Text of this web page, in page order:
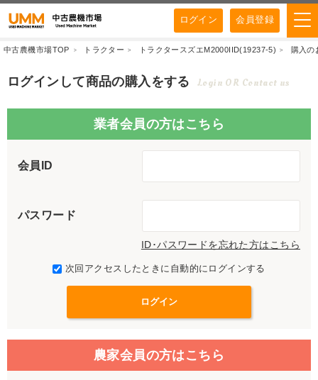
ログイン 会員登録
中古農機市場TOP トラクター トラクタースズエM2000IID(19237-5) 購入の
ログインして商品の購入をする Login OR Contact us
業者会員の方はこちら
会員ID
パスワード
ID･パスワードを忘れた方はこちら
次回アクセスしたときに自動的にログインする
農家会員の方はこちら